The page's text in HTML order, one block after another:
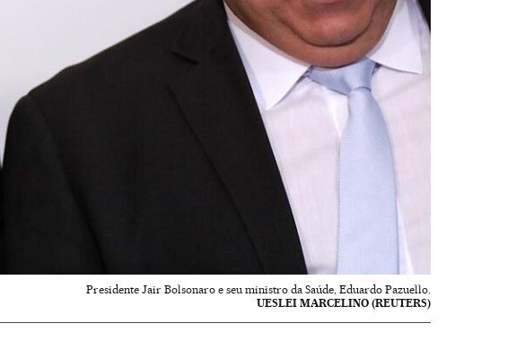
Presidente Jair Bolsonaro e seu ministro da Saúde, Eduardo Pazuello.
UESLEI MARCELINO (REUTERS)